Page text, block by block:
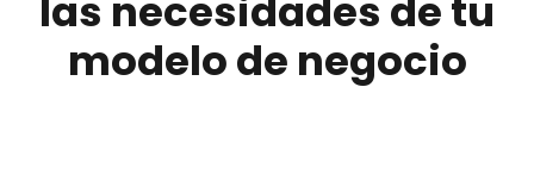
las necesidades de tu
modelo de negocio